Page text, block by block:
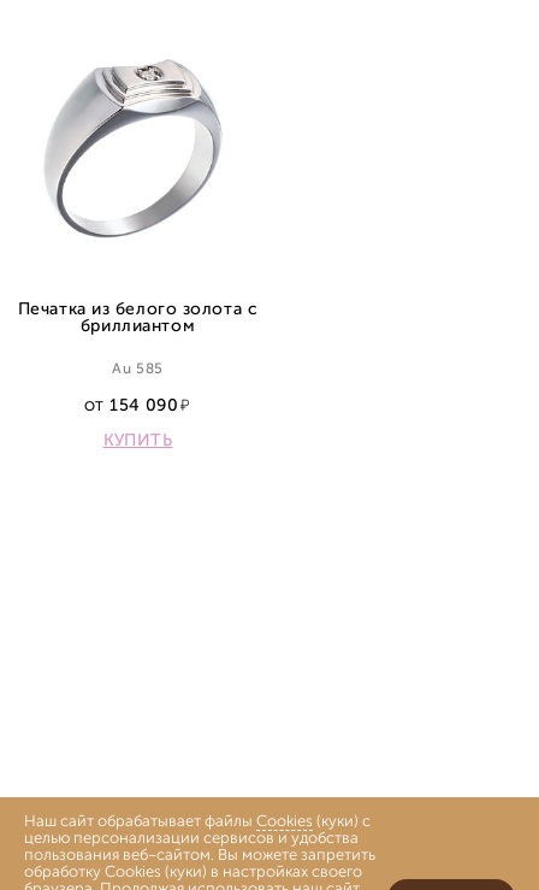
Печатка из белого золота с
бриллиантом
Au 585
ОТ
154 090
КУПИТЬ
Наш сайт обрабатывает файлы Cookies (куки) с
целью персонализации сервисов и удобства
пользования веб-сайтом. Вы можете запретить
обработку Cookies (куки) в настройках своего